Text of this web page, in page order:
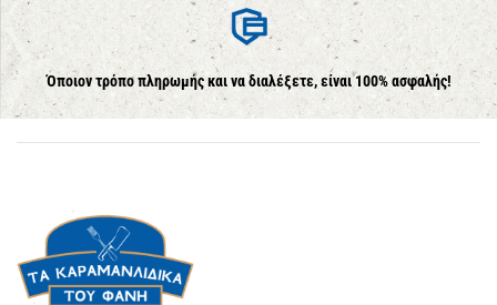
Όποιον τρόπο πληρωμής και να διαλέξετε, είναι 100% ασφαλής!